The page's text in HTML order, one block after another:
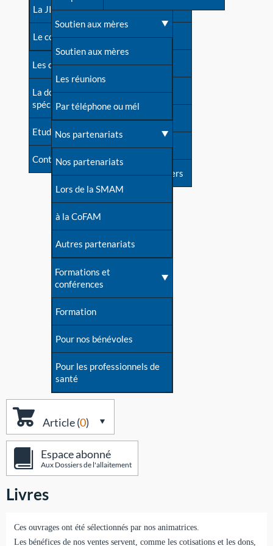
Une difficulté d'allaitement ?
Cas particuliers
Mythes et vérités
Devenir animatrice ?
Une question sur le site
La JIA
Le congrès
Les dossiers de l'allaitement
La documentation
spécialisée
Etudes récentes
Contact
contacts
Contact presse
Dossier de presse
Soutenir LLL
Livre d'or
Forum
S'inscrire à nos newsletters
Soutien aux mères
Soutien aux mères
Les réunions
Par téléphone ou mél
Nos partenariats
Nos partenariats
Lors de la SMAM
à la CoFAM
Autres partenariats
Formations et
conférences
Formation
Pour nos bénévoles
Pour les professionnels de
santé
Article (0)
Espace abonné
Aux Dossiers de l'allaitement
Livres
Ces ouvrages ont été sélectionnés par nos animatrices.
Les bénéfices de nos ventes servent, comme les cotisations et les dons,